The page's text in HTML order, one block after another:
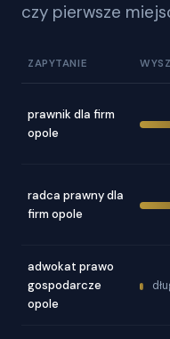
czy pierwsze
ZAPYTANIE
prawnik dla firm
opole
radca prawny dla
firm opole
adwokat prawo
gospodarcze
opole